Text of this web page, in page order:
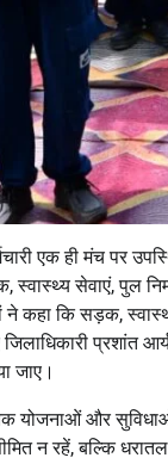
एक ही मंच पर
स्वास्थ्य सेवाएं, पुल
ने कहा कि सड़क,
प्रशांत
जाए।
तक योजनाओं और
न रहें, बल्कि